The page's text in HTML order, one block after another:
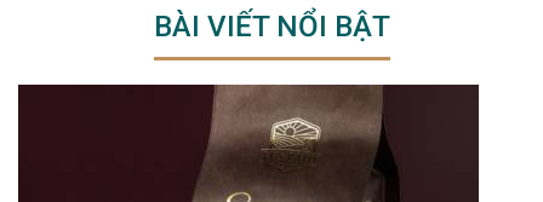
BÀI VIẾT NỔI BẬT